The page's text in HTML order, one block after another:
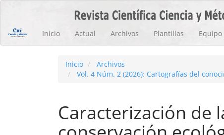
principal
Barra
Inicio Actual Archivos Plantillas
Inicio
Archivos
Vol. 4 Núm. 2 (2026): Cartografías del
Caracterización de